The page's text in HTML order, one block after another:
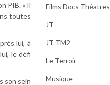
PIB. « Il
toutes
lui, à
le défi
son sein
Films Docs Théatres
JT
JT TM2
Le Terroir
Musique